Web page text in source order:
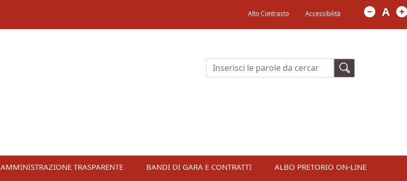
Menù in alto a destra
Alto Contrasto Accessibilità A
Cerca
AMMINISTRAZIONE TRASPARENTE BANDI DI GARA E CONTRATTI ALBO PRETORIO ON-LINE